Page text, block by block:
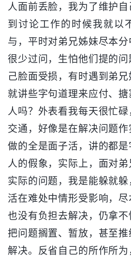
人面前丢脸，我为了维护
到讨论工作的时候我就以
与，平时对弟兄姊妹尽本
很少过问，生怕他们提的
己脸面受损，有时遇到弟
就讲些字句道理来应付、
人吗？外表看我每天很忙
交通，好像是在解决问题
做的全是面子活，讲的都
人的假象，实际上，面对
实际的问题，我是能躲就
活在难处中情形受影响，
也没有负担去解决，仍拿
把问题搁置、暂放，甚至
解决。反省自己的所作所